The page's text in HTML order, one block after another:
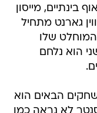
בפלייאוף בינתיים, מייסון
גארנט מתחיל
המוחלט שלו
הוא נלחם
הבאים הוא